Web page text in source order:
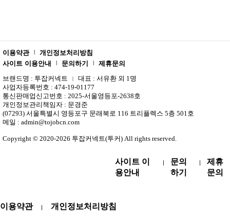
이용약관
개인정보처리방침
사이트 이용안내
문의하기 제휴문의
브랜드명 : 투잡커넥트 |
대표 : 서유환 외 1명
사업자등록번호 : 474-19-01177
통신판매업신고번호 : 2025-서울영등포-2638호
개인정보관리책임자 : 문경준
(07293) 서울특별시 영등포구 문래북로 116 트리플렉스 5층 501호
메일 : admin@tojobcn.com
Copyright © 2020-2026 투잡커넥트(투커) All rights reserved.
사이트 이
용안내
| 문의
하기
|제휴
문의
이용약관 | 개인정보처리방침